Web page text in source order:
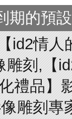
期的預
id2情
刻,【
禮品】
雕刻